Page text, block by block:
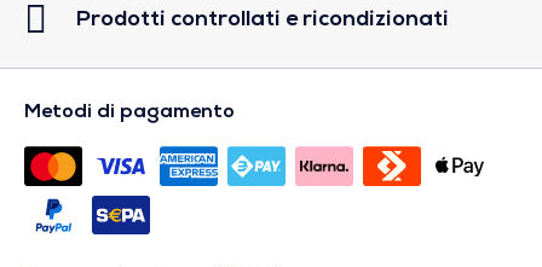
Prodotti controllati e ricondizionati
Metodi di pagamento